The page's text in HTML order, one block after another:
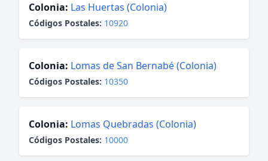
Colonia: Las Huertas (Colonia)
Códigos Postales: 10920
Colonia: Lomas de San Bernabé (Colonia)
Códigos Postales: 10350
Colonia: Lomas Quebradas (Colonia)
Códigos Postales: 10000